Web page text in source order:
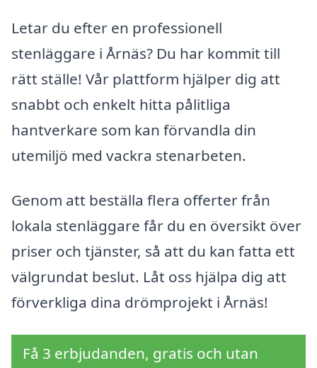
Letar du efter en professionell
stenläggare i Årnäs? Du har kommit till
rätt ställe! Vår plattform hjälper dig att
snabbt och enkelt hitta pålitliga
hantverkare som kan förvandla din
utemiljö med vackra stenarbeten.
Genom att beställa flera offerter från
lokala stenläggare får du en översikt över
priser och tjänster, så att du kan fatta ett
välgrundat beslut. Låt oss hjälpa dig att
förverkliga dina drömprojekt i Årnäs!
Få 3 erbjudanden, gratis och utan